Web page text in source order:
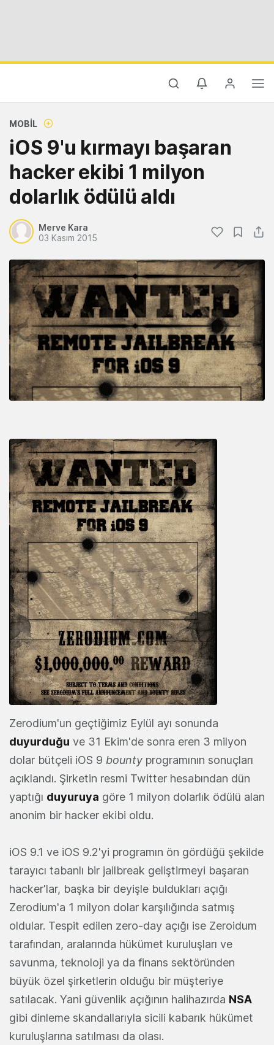
MOBIL
iOS 9'u kırmayı başaran
hacker ekibi 1 milyon
dolarlık ödülü aldı
Merve Kara
03 Kasım 2015
Zerodium'un geçtiğimiz Eylül ayı sonunda
duyurduğu ve 31 Ekim'de sonra eren 3 milyon
dolar bütçeli iOS 9 bounty programının sonuçları
açıklandı. Şirketin resmi Twitter hesabından dün
yaptığı duyuruya göre 1 milyon dolarlık ödülü alan
anonim bir hacker ekibi oldu.
iOS 9.1 ve iOS 9.2'yi programın ön gördüğü şekilde
tarayıcı tabanlı bir jailbreak geliştirmeyi başaran
hacker'lar, başka bir deyişle buldukları açığı
Zerodium'a 1 milyon dolar karşılığında satmış
oldular. Tespit edilen zero-day açığı ise Zeroidum
tarafından, aralarında hükümet kuruluşları ve
savunma, teknoloji ya da finans sektöründen
büyük özel şirketlerin olduğu bir müşteriye
satılacak. Yani güvenlik açığının halihazırda NSA
gibi dinleme skandallarıyla sicili kabarık hükümet
kuruluşlarına satılması da olası.